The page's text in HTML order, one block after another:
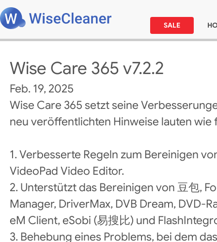
SALE
Wise Care 365 v7.2.2
Feb. 19, 2025
Wise Care 365 setzt seine
neu veröffentlichten Hinweise lauten wie
1. Verbesserte Regeln zum Bereinigen
VideoPad Video Editor.
2. Unterstützt das Bereinigen von 豆包,
Manager, DriverMax, DVB Dream, DVD-
eM Client, eSobi (易搜比) und
3. Behebung eines Problems, bei dem